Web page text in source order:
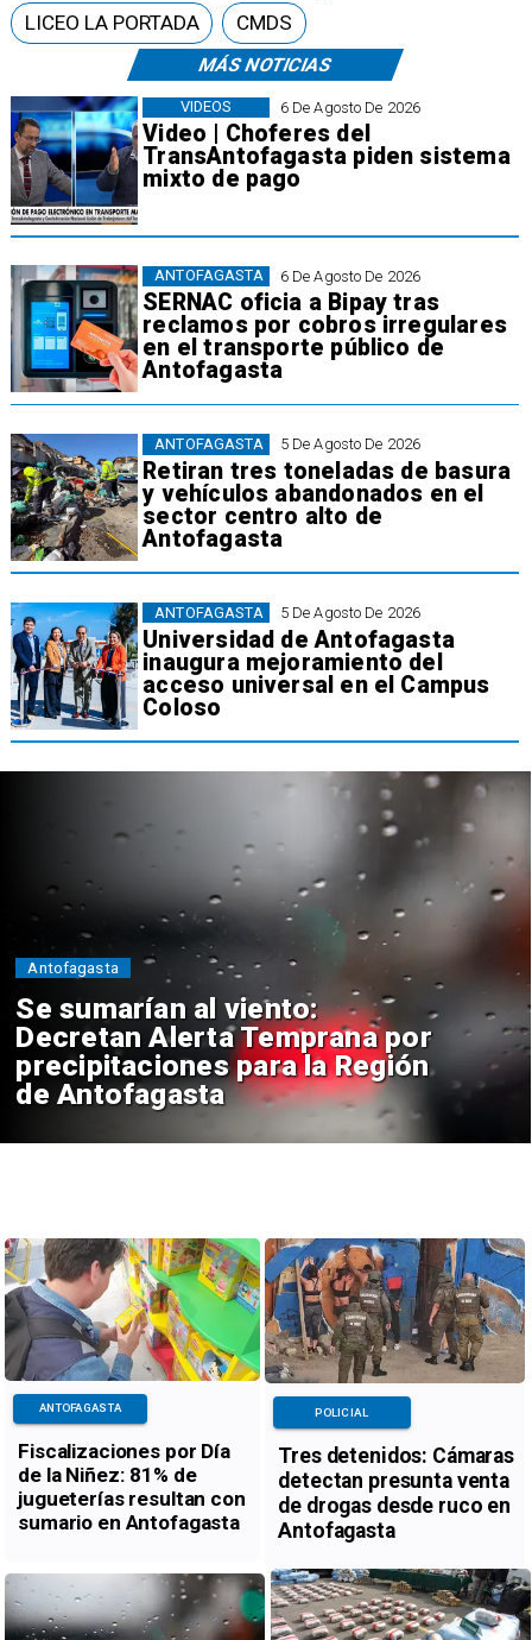
MÁS NOTICIAS
6 De Agosto De 2026
Video | Choferes del
TransAntofagasta piden sistema
mixto de pago
VIDEOS
6 De Agosto De 2026
SERNAC oficia a Bipay tras
reclamos por cobros irregulares
en el transporte público de
Antofagasta
ANTOFAGASTA
5 De Agosto De 2026
Retiran tres toneladas de basura
y vehículos abandonados en el
sector centro alto de
Antofagasta
ANTOFAGASTA
5 De Agosto De 2026
Universidad de Antofagasta
inaugura mejoramiento del
acceso universal en el Campus
Coloso
ANTOFAGASTA
LICEO LA PORTADA
CMDS
Se sumarían al viento:
Decretan Alerta Temprana por
precipitaciones para la Región
de Antofagasta
Antofagasta
Fiscalizaciones por Día
de la Niñez: 81% de
jugueterías resultan con
sumario en Antofagasta
ANTOFAGASTA
Tres detenidos: Cámaras
detectan presunta venta
de drogas desde ruco en
Antofagasta
POLICIAL